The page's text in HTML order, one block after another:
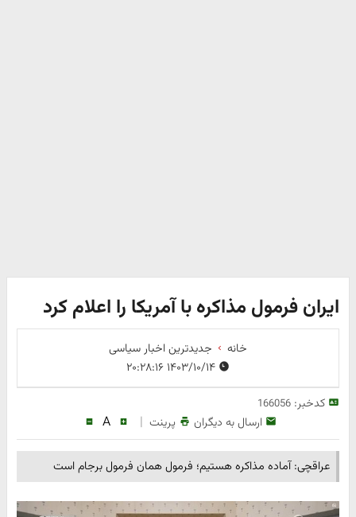
ایران فرمول مذاکره با آمریکا را اعلام کرد
خانه
جدیدترین اخبار سیاسی
۱۴۰۳/۱۰/۱۴ ۲۰:۲۸:۱۶
کدخبر:166056
ارسال به دیگران پرینت |
A
عراقچی: آماده مذاکره هستیم؛ فرمول همان فرمول برجام است